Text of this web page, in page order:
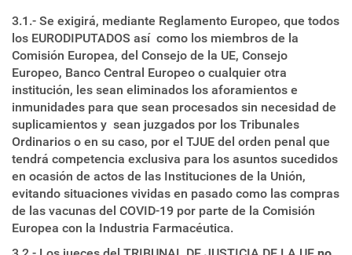
3.1.- Se exigirá, mediante Reglamento Europeo, que todos
los EURODIPUTADOS así como los miembros de la
Comisión Europea, del Consejo de la UE, Consejo
Europeo, Banco Central Europeo o cualquier otra
institución, les sean eliminados los aforamientos e
inmunidades para que sean procesados sin necesidad de
suplicamientos y sean juzgados por los Tribunales
Ordinarios o en su caso, por el TJUE del orden penal que
tendrá competencia exclusiva para los asuntos sucedidos
en ocasión de actos de las Instituciones de la Unión,
evitando situaciones vividas en pasado como las compras
de las vacunas del COVID-19 por parte de la Comisión
Europea con la Industria Farmacéutica.